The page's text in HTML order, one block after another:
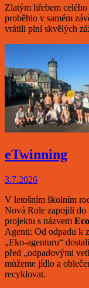
Zlatým hřebem
proběhlo v samém
vrátili plní skvělých
eTwinning
3.7.2026
V letošním školním
Nová Role zapojili do
projektu s názvem
Agenti: Od odpadu k
„Eko-agenturu“
před „odpadovými
můžeme jídlo a
recyklovat.